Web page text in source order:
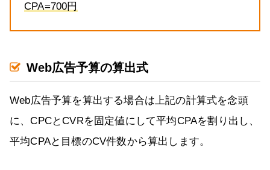
CPA=700円
Web広告予算の算出式
Web広告予算を算出する場合は上記の計算式を念頭
に、CPCとCVRを固定値にして平均CPAを割り出し、
平均CPAと目標のCV件数から算出します。